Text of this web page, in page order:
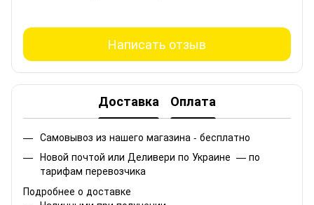
Написать отзыв
Доставка Оплата
Самовывоз из нашего магазина - бесплатно
Новой почтой или Деливери по Украине — по
тарифам перевозчика
Подробнее о доставке